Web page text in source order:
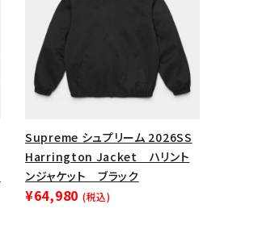
Supreme シュプリーム 2026SS
Harrington Jacket ハリント
ンジャケット ブラック
¥64,980 (税込)